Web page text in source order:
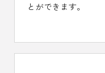
とができます。